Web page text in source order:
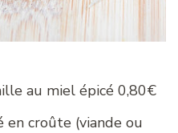
au miel épicé 0,80€
croûte (viande ou